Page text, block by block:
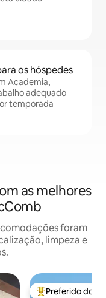
os hóspedes
Academia,
adequado
temporada
as melhores
foram
limpeza e
Preferido dos